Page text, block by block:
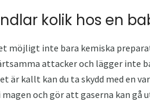
kolik hos en
möjligt inte bara kemiska
attacker och lägger inte
är kallt kan du ta skydd med en
och gör att gaserna kan gå